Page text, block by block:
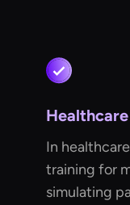
Healthcare
In
training for
simulating